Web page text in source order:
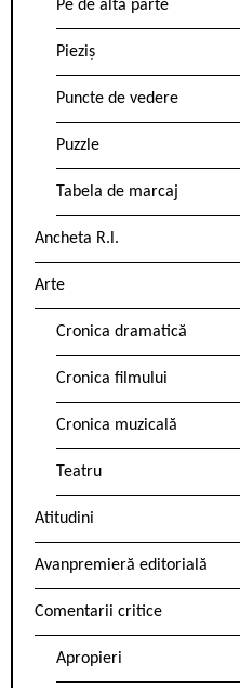
Pe de altă parte
Pieziș
Puncte de vedere
Puzzle
Tabela de marcaj
Ancheta R.l.
Arte
Cronica dramatică
Cronica filmului
Cronica muzicală
Teatru
Atitudini
Avanpremieră editorială
Comentarii critice
Apropieri